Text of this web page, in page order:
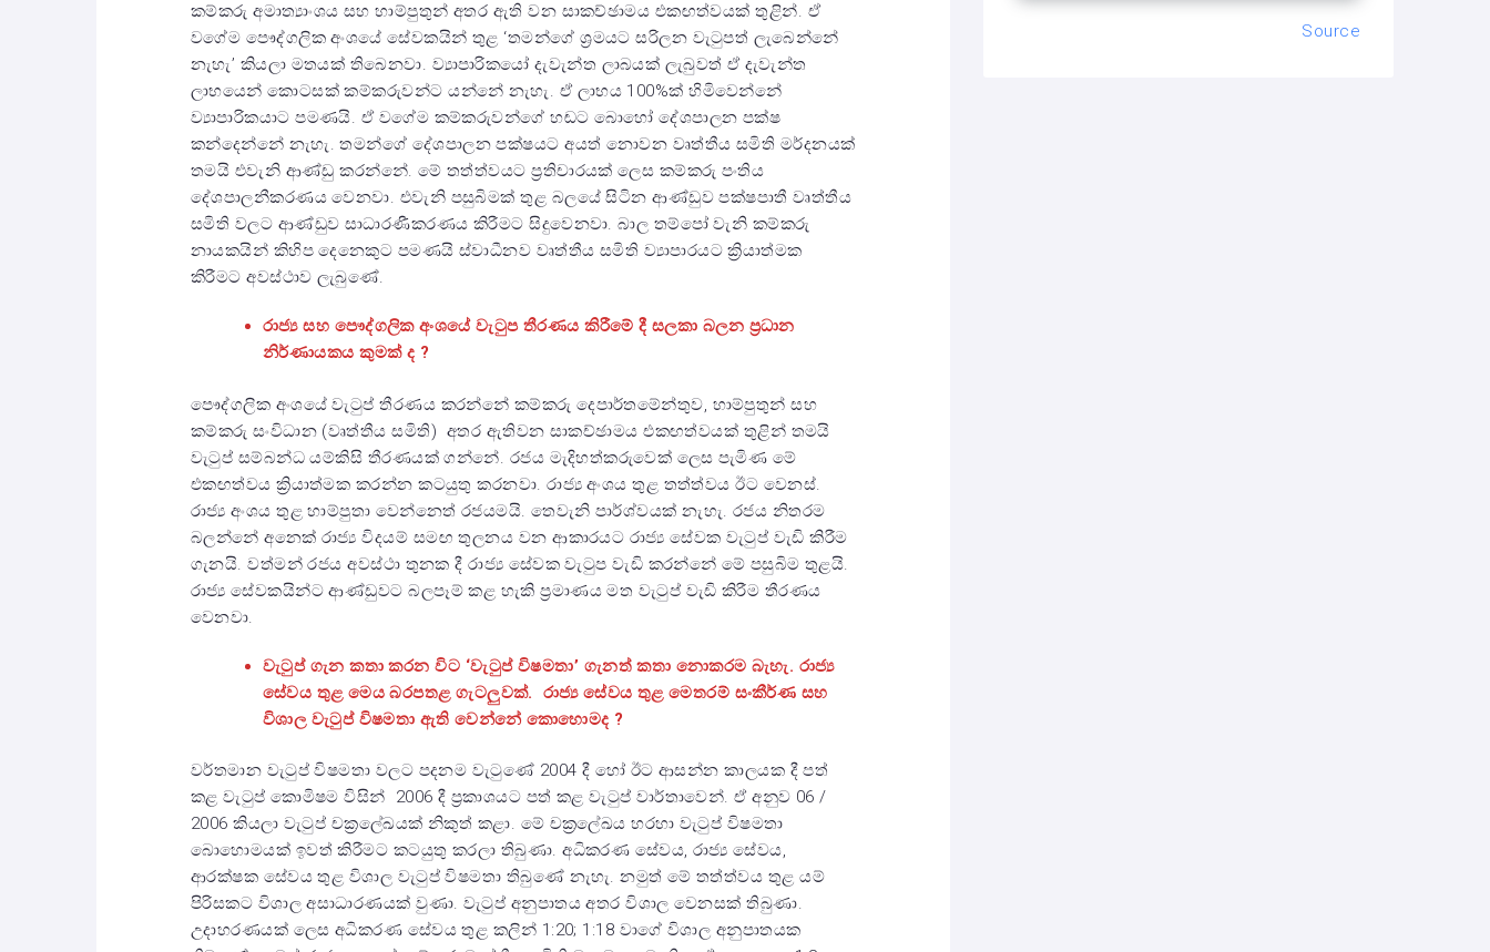
කම්කරු අමාත්‍යාංශය සහ හාම්පුතුන් අතර ඇති වන සාකච්ඡාමය එකඟත්වයක් තුළින්. ඒ
වගේම පෞද්ගලික අංශයේ සේවකයින් තුළ ‘තමන්ගේ ශ්‍රමයට සරිලන වැටුපත් ලැබෙන්නේ
නැහැ’ කියලා මතයක් තිබෙනවා. ව්‍යාපාරිකයෝ දැවැන්ත ලාබයක් ලැබුවත් ඒ දැවැන්ත
ලාභයෙන් කොටසක් කම්කරුවන්ට යන්නේ නැහැ. ඒ ලාභය 100%ක් හිමිවෙන්නේ
ව්‍යාපාරිකයාට පමණයි. ඒ වගේම කම්කරුවන්ගේ හඬට බොහෝ දේශපාලන පක්ෂ
කන්දෙන්නේ නැහැ. තමන්ගේ දේශපාලන පක්ෂයට අයත් නොවන වෘත්තීය සමිති මර්දනයක්
තමයි එවැනි ආණ්ඩු කරන්නේ. මේ තත්ත්වයට ප්‍රතිචාරයක් ලෙස කම්කරු පංතිය
දේශපාලනීකරණය වෙනවා. එවැනි පසුබිමක් තුළ බලයේ සිටින ආණ්ඩුව පක්ෂපාතී වෘත්තීය
සමිති වලට ආණ්ඩුව සාධාරණීකරණය කිරීමට සිදුවෙනවා. බාල තම්පෝ වැනි කම්කරු
නායකයින් කිහිප දෙනෙකුට පමණයි ස්වාධීනව වෘත්තීය සමිති ව්‍යාපාරයට ක්‍රියාත්මක
කිරීමට අවස්ථාව ලැබුණේ.
රාජ්‍ය සහ පෞද්ගලික අංශයේ වැටුප තීරණය කිරීමේ දී සලකා බලන ප්‍රධාන
නිර්ණායකය කුමක් ද ?
පෞද්ගලික අංශයේ වැටුප් තීරණය කරන්නේ කම්කරු දෙපාර්තමේන්තුව, හාම්පුතුන් සහ
කම්කරු සංවිධාන (වෘත්තීය සමිති) අතර ඇතිවන සාකච්ඡාමය එකඟත්වයක් තුළින් තමයි
වැටුප් සම්බන්ධ යම්කිසි තීරණයක් ගන්නේ. රජය මැදිහත්කරුවෙක් ලෙස පැමිණ මේ
එකඟත්වය ක්‍රියාත්මක කරන්න කටයුතු කරනවා. රාජ්‍ය අංශය තුළ තත්ත්වය ඊට වෙනස්.
රාජ්‍ය අංශය තුළ හාම්පුතා වෙන්නෙත් රජයමයි. තෙවැනි පාර්ශ්වයක් නැහැ. රජය නිතරම
බලන්නේ අනෙක් රාජ්‍ය විදයම් සමඟ තුලනය වන ආකාරයට රාජ්‍ය සේවක වැටුප් වැඩි කිරීම
ගැනයි. වත්මන් රජය අවස්ථා තුනක දී රාජ්‍ය සේවක වැටුප වැඩි කරන්නේ මේ පසුබිම තුළයි.
රාජ්‍ය සේවකයින්ට ආණ්ඩුවට බලපෑම් කළ හැකි ප්‍රමාණය මත වැටුප් වැඩි කිරීම තීරණය
වෙනවා.
වැටුප් ගැන කතා කරන විට ‘වැටුප් විෂමතා’ ගැනත් කතා නොකරම බැහැ. රාජ්‍ය
සේවය තුළ මෙය බරපතළ ගැටලුවක්. රාජ්‍ය සේවය තුළ මෙතරම් සංකීර්ණ සහ
විශාල වැටුප් විෂමතා ඇති වෙන්නේ කොහොමද ?
වර්තමාන වැටුප් විෂමතා වලට පදනම වැටුණේ 2004 දී හෝ ඊට ආසන්න කාලයක දී පත්
කළ වැටුප් කොමිෂම විසින් 2006 දී ප්‍රකාශයට පත් කළ වැටුප් වාර්තාවෙන්. ඒ අනුව 06 /
2006 කියලා වැටුප් චක්‍රලේඛයක් නිකුත් කළා. මේ චක්‍රලේඛය හරහා වැටුප් විෂමතා
බොහොමයක් ඉවත් කිරීමට කටයුතු කරලා තිබුණා. අධිකරණ සේවය, රාජ්‍ය සේවය,
ආරක්ෂක සේවය තුළ විශාල වැටුප් විෂමතා තිබුණේ නැහැ. නමුත් මේ තත්ත්වය තුළ යම්
පිරිසකට විශාල අසාධාරණයක් වුණා. වැටුප් අනුපාතය අතර විශාල වෙනසක් තිබුණා.
උදාහරණයක් ලෙස අධිකරණ සේවය තුළ කලින් 1:20; 1:18 වාගේ විශාල අනුපාතයක
Source